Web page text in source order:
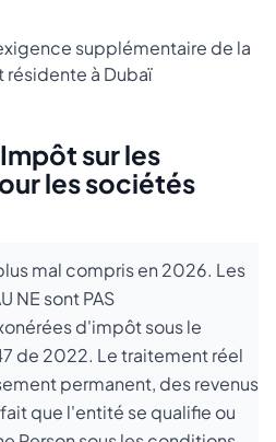
supplémentaire de la
à Dubaï
sur les
les sociétés
mal compris en 2026. Les
NE sont PAS
d'impôt sous le
de 2022. Le traitement réel
permanent, des revenus
que l'entité se qualifie ou